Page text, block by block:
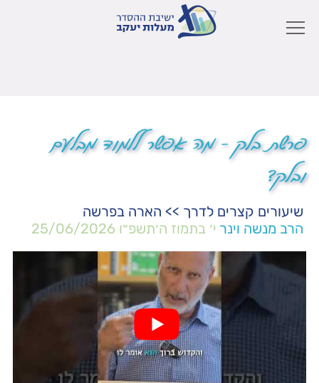
פרשת בלק – מה אפשר ללמוד מבלעם
ובלק?
שיעורים קצרים לדרך >> הארה בפרשה
הרב מנשה וינר י׳ בתמוז ה׳תשפ״ו 25/06/2026